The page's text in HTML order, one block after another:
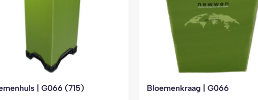
| G066 (715)
Bloemenkraag | G066